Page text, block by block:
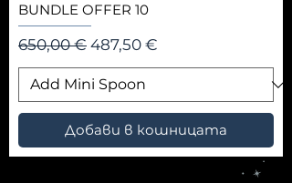
BUNDLE OFFER 10
Редовна цена
650,00 € Продажна цена
487,50 €
Добави в кошницата